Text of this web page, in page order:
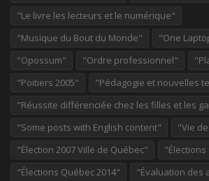
"Le livre les lecteurs et le numérique"
"Musique du Bout du Monde"
"One
"Opossum"
"Ordre professionnel"
"Poitiers 2005"
"Pédagogie et nouvelles
"Réussite différenciée chez les filles et les
"Some posts with English content"
"Vie
"Élection 2007 Ville de Québec"
"Élections
"Élections Québec 2014"
"Évaluation des